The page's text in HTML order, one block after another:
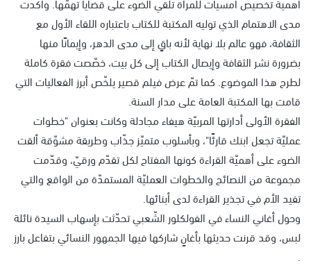
مدى الاهتمام الذي توليه المكتبة للكتاب باعتباره اللقاء الأول مع
الثقافة، فهو عالم بلا نهاية لأنه باقٍ إلى مدى الدهر، وإيمانًا منها
بضرورة نشر الثقافة وإيصال الكتاب إلى كل بيت، خصّصت فقرة كاملة
لطرح هذا الموضوع. كما تمّ عرض فيلم قصير يلخّص أبرز الفعاليات التي
قامت بها المكتبة العامة على مدار السنة.
الفقرة الأولى أدارتها المربيّة هيفاء مجادلة وكانت بعنوان "خطوات
عمليّة تجعل ابنك قارئًا"، وبأسلوب متميّز جذّاب وطريقة مشوّقة ألقت
الضوء على أهميّة القراءة كونها المفتاح لكل تقدّم ورقيّ، وقدّمت
مجموعة من النصائح والخطوات العمليّة المستمدّة من الواقع والتي
تفيد الأم في تجذير القراءة لدى أبنائها.
وحول أغاني النساء في الفولكلور الشّعبي تحدّثت بإسهاب السيدة نائلة
لبس، وقد قرنت حديثها بأغانٍ شاركها فيها الجمهور النسائي بتفاعل بارز
.